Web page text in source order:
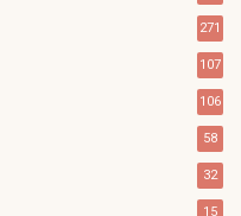
271
107
106
58
32
15